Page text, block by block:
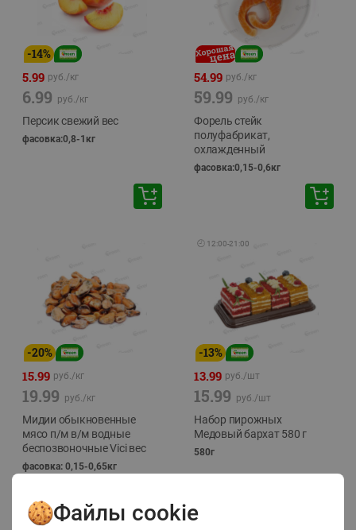
-14%
5.99 руб./кг
6.99 руб./кг
Персик свежий вес
фасовка:0,8-1кг
54.99 руб./кг
59.99 руб./кг
Форель стейк
полуфабрикат,
охлажденный
фасовка:0,15-0,6кг
-20%
15.99 руб./кг
19.99 руб./кг
Мидии обыкновенные
мясо п/м в/м водные
беспозвоночные Vici вес
фасовка: 0,15-0,65кг
🕘 12:00-21:00
-13%
13.99 руб./шт
15.99 руб./шт
Набор пирожных
Медовый бархат 580 г
580г
Файлы cookie